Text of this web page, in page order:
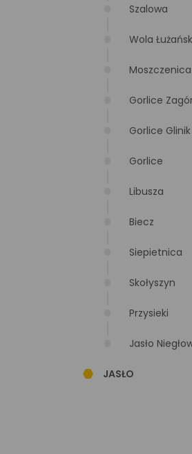
Szalowa
Wola
Gorlice
Gorlice Glinik
Gorlice
Libusza
Biecz
Siepietnica
Skołyszyn
Przysieki
Jasło
JASŁO